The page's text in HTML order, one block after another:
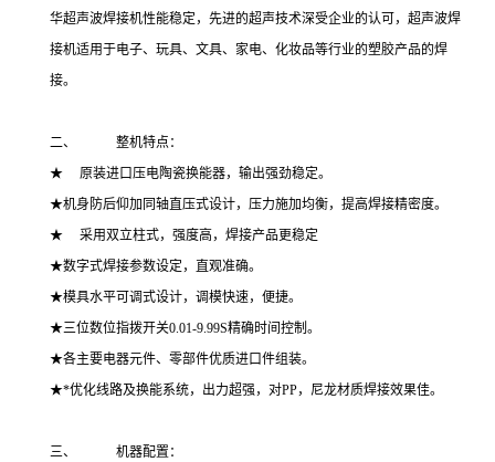
华超声波焊接机性能稳定，先进的超声技术深受企业的认可，超声波焊
接机适用于电子、玩具、文具、家电、化妆品等行业的塑胶产品的焊
接。
二、 整机特点：
★ 原装进口压电陶瓷换能器，输出强劲稳定。
★机身防后仰加同轴直压式设计，压力施加均衡，提高焊接精密度。
★ 采用双立柱式，强度高，焊接产品更稳定
★数字式焊接参数设定，直观准确。
★模具水平可调式设计，调模快速，便捷。
★三位数位指拨开关0.01-9.99S精确时间控制。
★各主要电器元件、零部件优质进口件组装。
★*优化线路及换能系统，出力超强，对PP，尼龙材质焊接效果佳。
三、 机器配置：